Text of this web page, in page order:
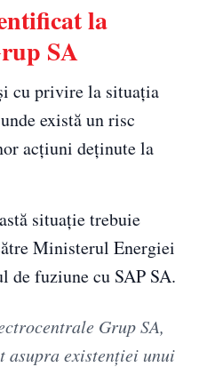
la
SA
cu privire la situația
există un risc
acțiuni deținute la
situație trebuie
Ministerul Energiei
de fuziune cu SAP SA.
Grup SA,
asupra existenţiei unui